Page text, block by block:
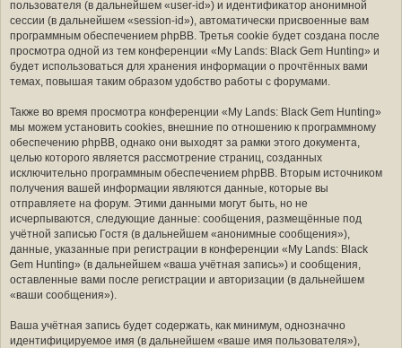
пользователя (в дальнейшем «user-id») и идентификатор анонимной
сессии (в дальнейшем «session-id»), автоматически присвоенные вам
программным обеспечением phpBB. Третья cookie будет создана после
просмотра одной из тем конференции «My Lands: Black Gem Hunting» и
будет использоваться для хранения информации о прочтённых вами
темах, повышая таким образом удобство работы с форумами.
Также во время просмотра конференции «My Lands: Black Gem Hunting»
мы можем установить cookies, внешние по отношению к программному
обеспечению phpBB, однако они выходят за рамки этого документа,
целью которого является рассмотрение страниц, созданных
исключительно программным обеспечением phpBB. Вторым источником
получения вашей информации являются данные, которые вы
отправляете на форум. Этими данными могут быть, но не
исчерпываются, следующие данные: сообщения, размещённые под
учётной записью Гостя (в дальнейшем «анонимные сообщения»),
данные, указанные при регистрации в конференции «My Lands: Black
Gem Hunting» (в дальнейшем «ваша учётная запись») и сообщения,
оставленные вами после регистрации и авторизации (в дальнейшем
«ваши сообщения»).
Ваша учётная запись будет содержать, как минимум, однозначно
идентифицируемое имя (в дальнейшем «ваше имя пользователя»),